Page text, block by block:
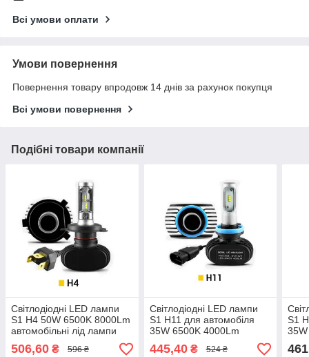
Всі умови оплати
Умови повернення
Повернення товару впродовж 14 днів за рахунок покупця
Всі умови повернення
Подібні товари компанії
Світлодіодні LED лампи
S1 H4 50W 6500K 8000Lm
автомобільні лід лампи
506,60 ₴ 596 ₴
Світлодіодні LED лампи
S1 H11 для автомобіля
35W 6500K 4000Lm
автомобільні лід лампи
445,40₴ 524 ₴
S1
461